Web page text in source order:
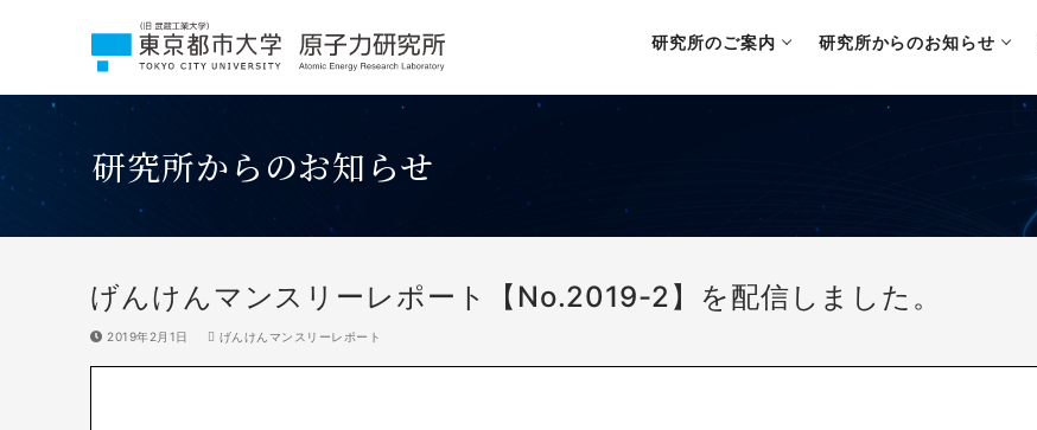
キ
研究所のご案内 研究所からのお知らせ
研究所からのお知らせ
げんけんマンスリーレポート【No.2019-2】を配信しました。
2019年2月1日 げんけんマンスリーレポート